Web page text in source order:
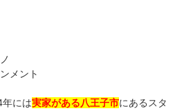
メント
年には実家がある八王子市にあるスタ